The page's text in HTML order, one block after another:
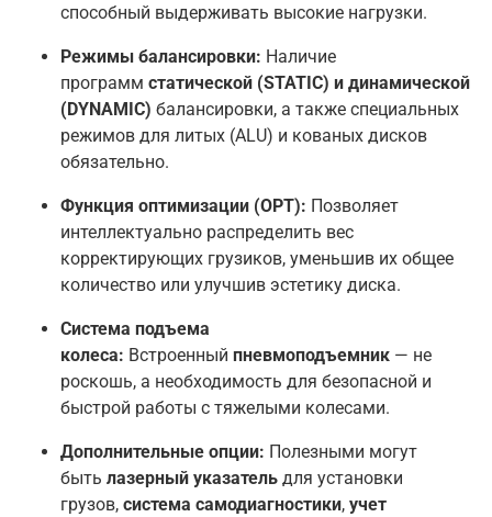
способный выдерживать высокие нагрузки.
Режимы балансировки: Наличие
программ статической (STATIC) и динамической
(DYNAMIC) балансировки, а также специальных
режимов для литых (ALU) и кованых дисков
обязательно.
Функция оптимизации (OPT): Позволяет
интеллектуально распределить вес
корректирующих грузиков, уменьшив их общее
количество или улучшив эстетику диска.
Система подъема
колеса: Встроенный пневмоподъемник — не
роскошь, а необходимость для безопасной и
быстрой работы с тяжелыми колесами.
Дополнительные опции: Полезными могут
быть лазерный указатель для установки
грузов, система самодиагностики, учет